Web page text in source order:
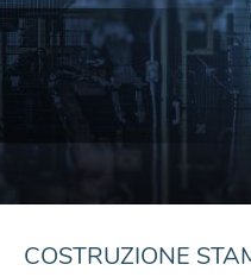
COSTRUZIONE